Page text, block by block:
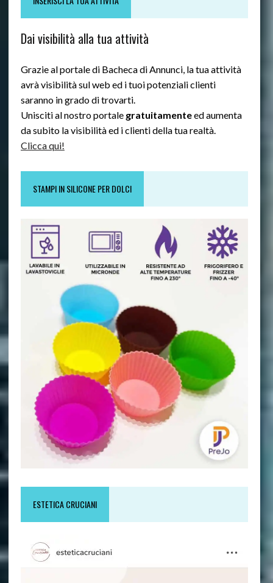
Dai visibilità alla tua attività
Grazie al portale di Bacheca di Annunci, la tua attività
avrà visibilità sul web ed i tuoi potenziali clienti
saranno in grado di trovarti.
Unisciti al nostro portale gratuitamenteed aumenta
da subito la visibilità ed i clienti della tua realtà.
Clicca qui!
STAMPI IN SILICONE PER DOLCI
ESTETICA CRUCIANI